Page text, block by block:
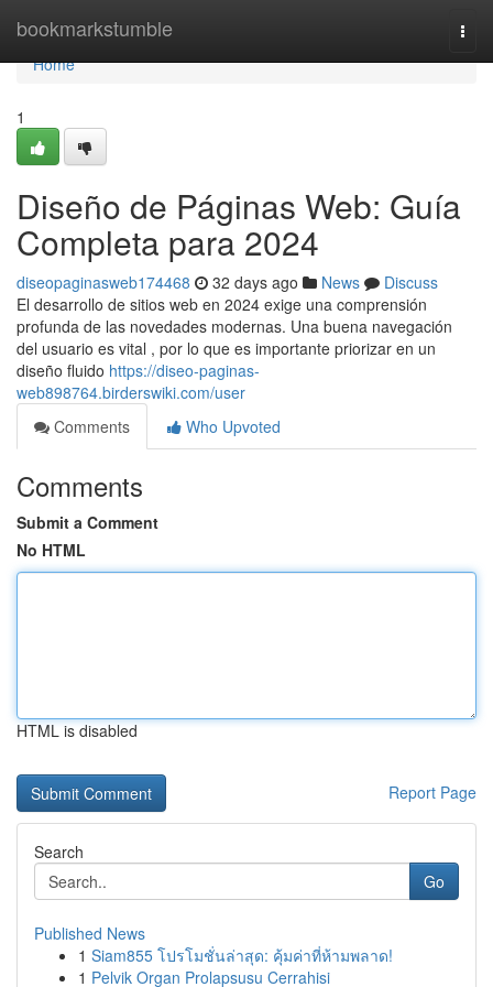
bookmarkstumble
Home
Home
1
Diseño de Páginas Web: Guía
Completa para 2024
diseopaginasweb174468 32 days ago News
Discuss
El desarrollo de sitios web en 2024 exige una comprensión
profunda de las novedades modernas. Una buena navegación
del usuario es vital , por lo que es importante priorizar en un
diseño fluido https://diseo-paginas-
web898764.birderswiki.com/user
Comments
Who Upvoted
Comments
Submit a Comment
No HTML
HTML is disabled
Report Page
Search
Go
Published News
1 Siam855 โปรโมชั่นล่าสุด: คุ้มค่าที่ห้ามพลาด!
1 Pelvik Organ Prolapsusu Cerrahisi